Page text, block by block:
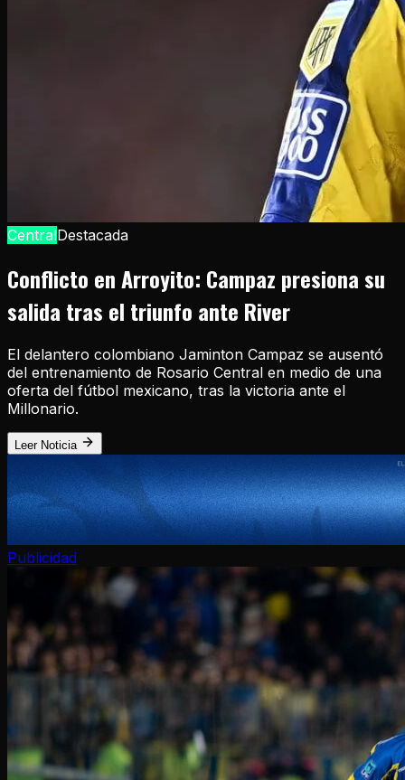
CentralDestacada
Conflicto en Arroyito: Campaz presiona su
salida tras el triunfo ante River
El delantero colombiano Jaminton Campaz se ausentó
del entrenamiento de Rosario Central en medio de una
oferta del fútbol mexicano, tras la victoria ante el
Millonario.
Leer Noticia
Publicidad